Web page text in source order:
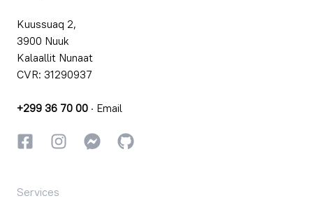
Kuussuaq 2,
3900 Nuuk
Kalaallit Nunaat
CVR: 31290937
+299 36 70 00 · Email
FacebookkiInstagrammiInstagrammi
GitHub
Services